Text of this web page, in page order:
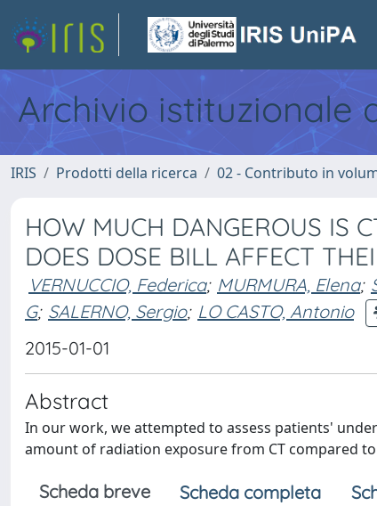
Archivio istituzionale
IRIS Prodotti della ricerca 02 - Contributo in
HOW MUCH DANGEROUS IS
DOES DOSE BILL AFFECT
VERNUCCIO, Federica; MURMURA, Elena;
G; SALERNO, Sergio; LO CASTO, Antonio
2015-01-01
Abstract
In our work, we attempted to assess patients'
amount of radiation exposure from CT compared
Scheda breve Scheda completa